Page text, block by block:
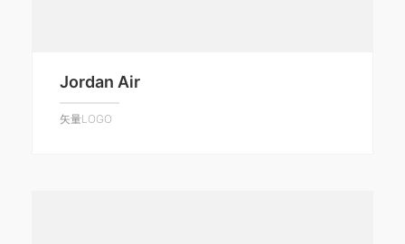
Jordan Air
矢量LOGO